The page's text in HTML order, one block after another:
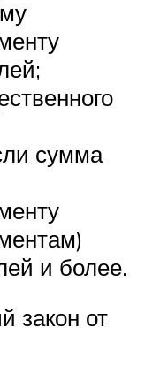
сумма
и более.
закон от